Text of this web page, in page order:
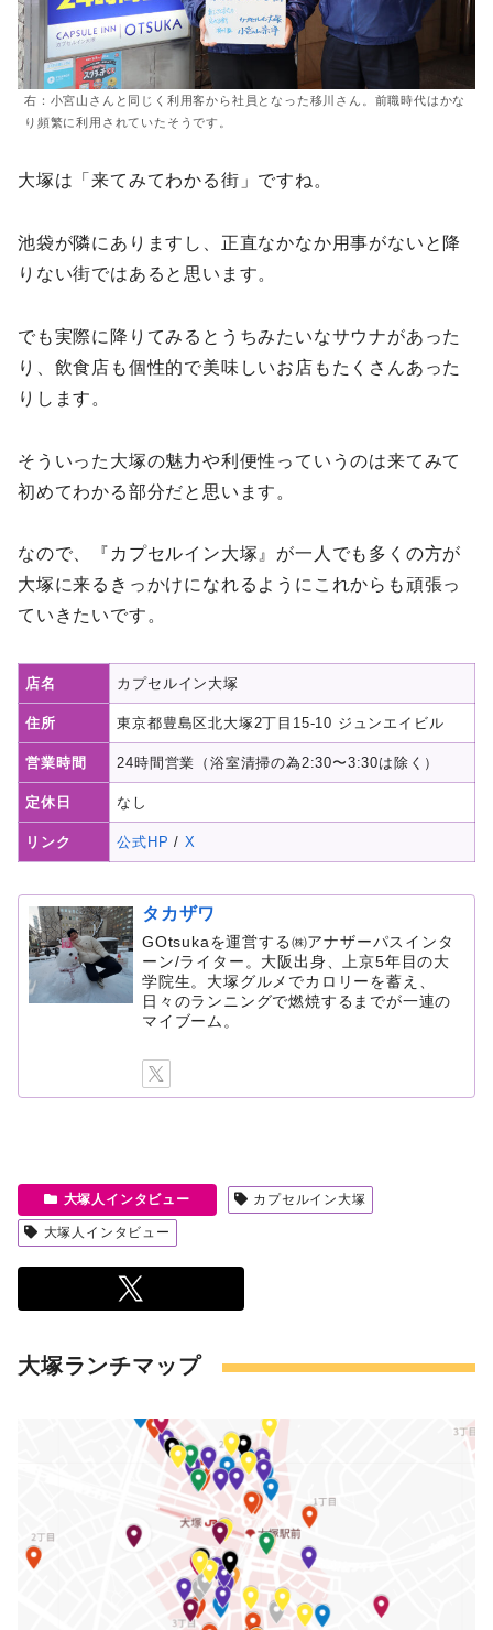
右：小宮山さんと同じく利用客から社員となった移川さん。前職時代はかな
り頻繁に利用されていたそうです。
大塚は「来てみてわかる街」ですね。
池袋が隣にありますし、正直なかなか用事がないと降
りない街ではあると思います。
でも実際に降りてみるとうちみたいなサウナがあった
り、飲食店も個性的で美味しいお店もたくさんあった
りします。
そういった大塚の魅力や利便性っていうのは来てみて
初めてわかる部分だと思います。
なので、『カプセルイン大塚』が一人でも多くの方が
大塚に来るきっかけになれるようにこれからも頑張っ
ていきたいです。
店名 カプセルイン大塚
住所 東京都豊島区北大塚2丁目15-10 ジュンエイビル
営業時間 24時間営業（浴室清掃の為2:30〜3:30は除く）
定休日 なし
リンク 公式HP / X
タカザワ
GOtsukaを運営する㈱アナザーパスインタ
ーン/ライター。大阪出身、上京5年目の大
学院生。大塚グルメでカロリーを蓄え、
日々のランニングで燃焼するまでが一連の
マイブーム。
大塚人インタビュー カプセルイン大塚
大塚人インタビュー
大塚ランチマップ